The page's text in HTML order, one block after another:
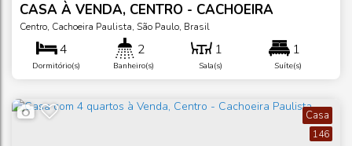
CASA À VENDA, CENTRO - CACHOEIRA
PAULISTA
Centro, Cachoeira Paulista, São Paulo, Brasil
4
Dormitório(s)
2
Banheiro(s)
1
Sala(s)
1
Suíte(s)
146
Casa